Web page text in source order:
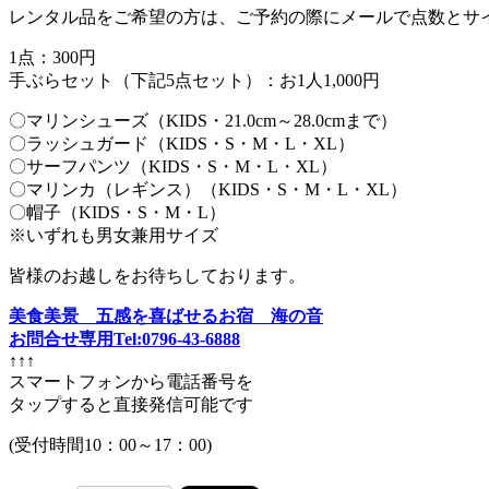
レンタル品をご希望の方は、ご予約の際にメールで点数とサ
1点：300円
手ぶらセット（下記5点セット）：お1人1,000円
〇マリンシューズ（KIDS・21.0cm～28.0cmまで）
〇ラッシュガード（KIDS・S・M・L・XL）
〇サーフパンツ（KIDS・S・M・L・XL）
〇マリンカ（レギンス）（KIDS・S・M・L・XL）
〇帽子（KIDS・S・M・L）
※いずれも男女兼用サイズ
皆様のお越しをお待ちしております。
美食美景 五感を喜ばせるお宿 海の音
お問合せ専用Tel:0796-43-6888
↑↑↑
スマートフォンから電話番号を
タップすると直接発信可能です
(受付時間10：00～17：00)